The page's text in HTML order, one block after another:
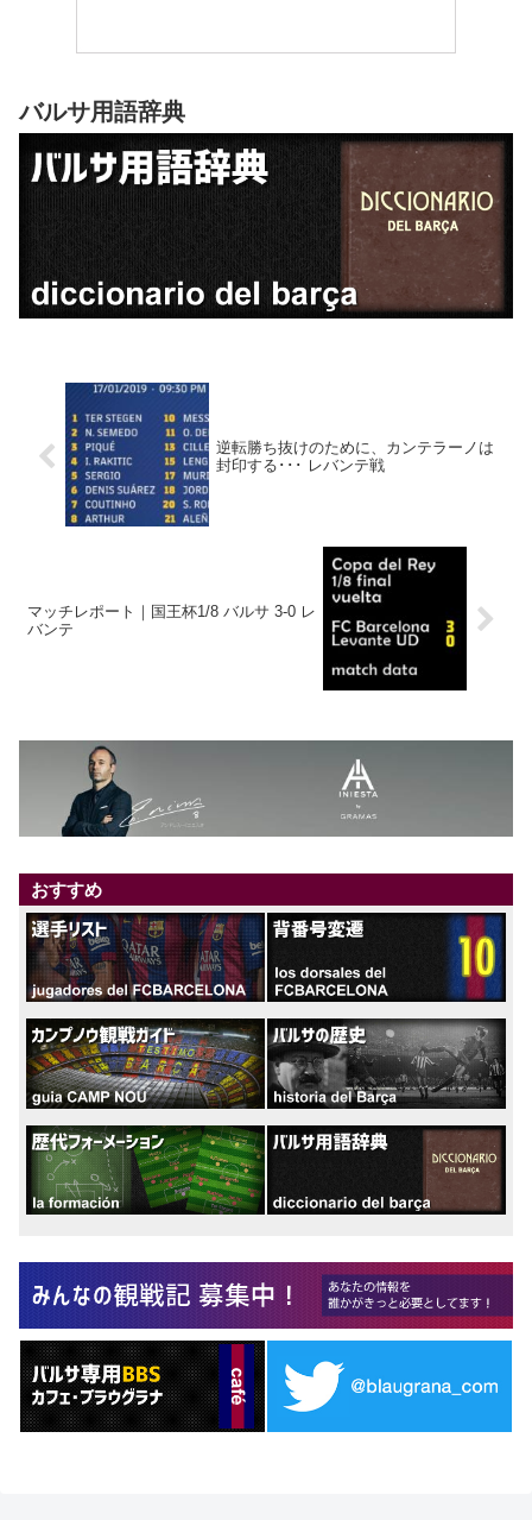
バルサ用語辞典
逆転勝ち抜けのために、カンテラーノは
封印する･･･ レバンテ戦
マッチレポート｜国王杯1/8 バルサ 3-0 レ
バンテ
おすすめ